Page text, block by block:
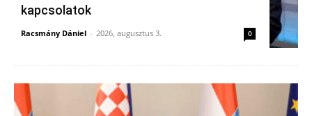
kapcsolatok
Racsmány Dániel - 2026, augusztus 3. 0